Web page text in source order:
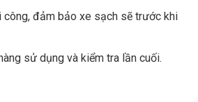
công, đảm bảo xe sạch sẽ trước khi
sử dụng và kiểm tra lần cuối.